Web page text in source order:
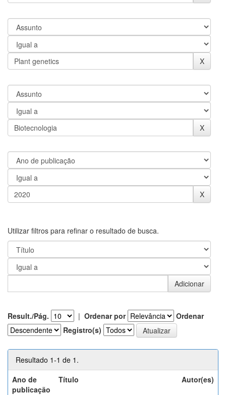
Utilizar filtros para refinar o resultado de busca.
Result./Pág. | Ordenar por
Ordenar
Registro(s)
Resultado 1-1 de 1.
Ano de
publicação
Título Autor(es)